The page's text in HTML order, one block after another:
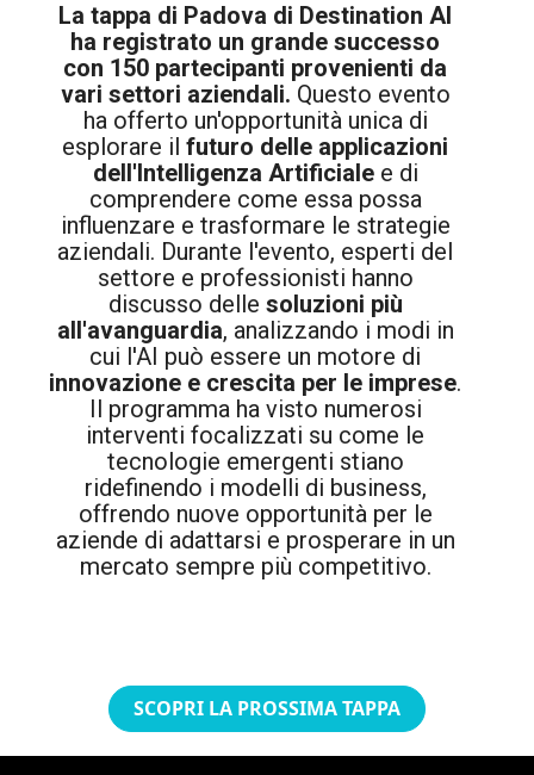
La tappa di Padova di Destination AI
ha registrato un grande successo
con 150 partecipanti provenienti da
vari settori aziendali. Questo evento
ha offerto un'opportunità unica di
esplorare il futuro delle applicazioni
dell'Intelligenza Artificialee di
comprendere come essa possa
influenzare e trasformare le strategie
aziendali. Durante l'evento, esperti del
settore e professionisti hanno
discusso delle soluzioni più
all'avanguardia, analizzando i modi in
cui l'AI può essere un motore di
innovazione e crescita per le imprese.
Il programma ha visto numerosi
interventi focalizzati su come le
tecnologie emergenti stiano
ridefinendo i modelli di business,
offrendo nuove opportunità per le
aziende di adattarsi e prosperare in un
mercato sempre più competitivo.
SCOPRI LA PROSSIMA TAPPA